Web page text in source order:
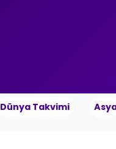
Dünya Takvimi